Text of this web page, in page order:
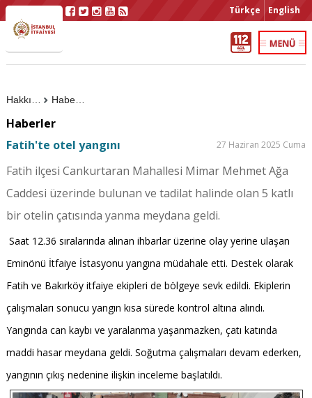
Türkçe English
Haberler
Haberler
Fatih'te otel yangını
27 Haziran 2025 Cuma
Fatih ilçesi Cankurtaran Mahallesi Mimar Mehmet Ağa
Caddesi üzerinde bulunan ve tadilat halinde olan 5 katlı
bir otelin çatısında yanma meydana geldi.
Saat 12.36 sıralarında alınan ihbarlar üzerine olay yerine ulaşan
Eminönü İtfaiye İstasyonu yangına müdahale etti. Destek olarak
Fatih ve Bakırköy itfaiye ekipleri de bölgeye sevk edildi. Ekiplerin
çalışmaları sonucu yangın kısa sürede kontrol altına alındı.
Yangında can kaybı ve yaralanma yaşanmazken, çatı katında
maddi hasar meydana geldi. Soğutma çalışmaları devam ederken,
yangının çıkış nedenine ilişkin inceleme başlatıldı.